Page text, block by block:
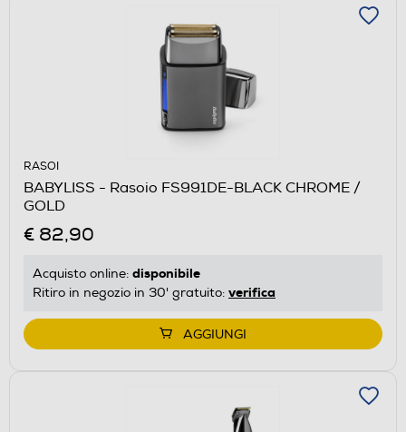
RASOI
BABYLISS - Rasoio FS991DE-BLACK CHROME /
GOLD
€ 82,90
Acquisto online: disponibile
Ritiro in negozio in 30' gratuito: verifica
AGGIUNGI